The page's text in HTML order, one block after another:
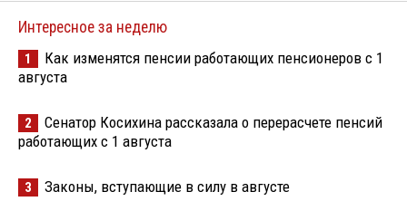
Интересное за неделю
1
Как изменятся пенсии работающих пенсионеров с 1
августа
2
Сенатор Косихина рассказала о перерасчете пенсий
работающих с 1 августа
3 Законы, вступающие в силу в августе